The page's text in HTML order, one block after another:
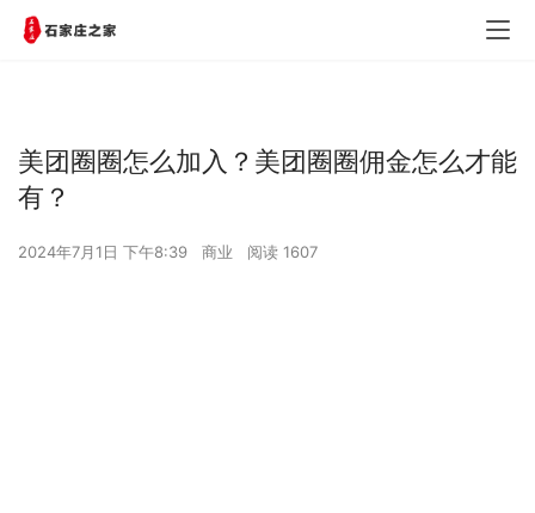
美团圈圈怎么加入？美团圈圈佣金怎么才能
有？
2024年7月1日 下午8:39 商业 阅读 1607